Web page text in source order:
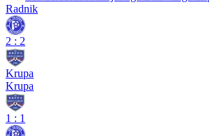
Radnik
2 : 2
Krupa
Krupa
1 : 1